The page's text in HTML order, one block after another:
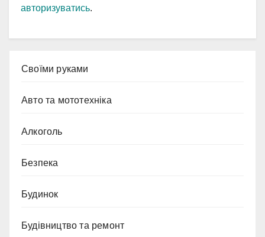
авторизуватись.
Cвоїми руками
Авто та мототехніка
Алкоголь
Безпека
Будинок
Будівництво та ремонт